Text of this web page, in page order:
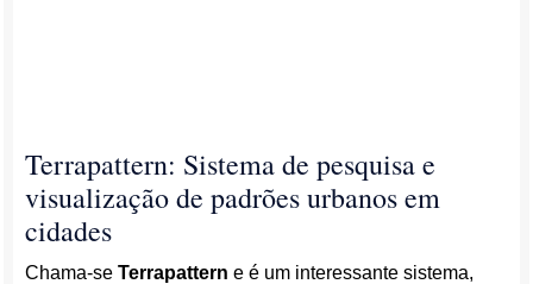
Terrapattern: Sistema de pesquisa e
visualização de padrões urbanos em
cidades
Chama-seTerrapattern e é um interessante sistema,